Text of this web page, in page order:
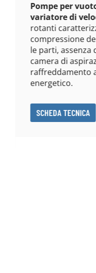
Pompe per
variatore di
rotanti
compressione
le parti, assenza
camera di
raffreddamento
energetico.
SCHEDA TECNICA